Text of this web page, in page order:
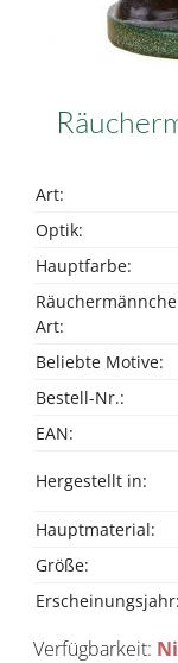
Art:
Optik:
Hauptfarbe:
Art:
Beliebte Motive:
Bestell-Nr.:
EAN:
Hergestellt in:
Hauptmaterial:
Größe:
Erscheinungsjahr:
Verfügbarkeit: